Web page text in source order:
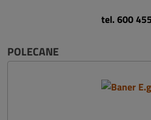
tel. 600
POLECANE